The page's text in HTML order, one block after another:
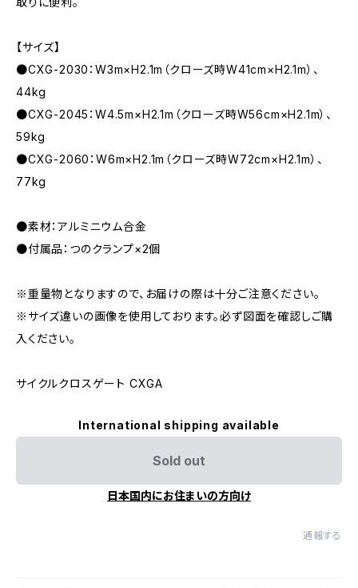
【サイズ】
●CXG-2030：W3m×H2.1m（クローズ時W41cm×H2.1m）、
44kg
●CXG-2045：W4.5m×H2.1m（クローズ時W56cm×H2.1m）、
59kg
●CXG-2060：W6m×H2.1m（クローズ時W72cm×H2.1m）、
77kg
●素材：アルミニウム合金
●付属品：つのクランプ×2個
※重量物となりますので、お届けの際は十分ご注意ください。
※サイズ違いの画像を使用しております。必ず図面を確認しご購
入ください。
サイクルクロスゲート CXGA
International shipping available
Sold out
日本国内にお住まいの方向け
通報する